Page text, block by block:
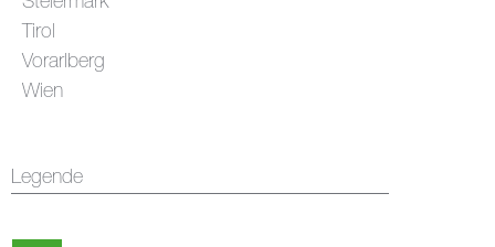
Tirol
Vorarlberg
Wien
Legende